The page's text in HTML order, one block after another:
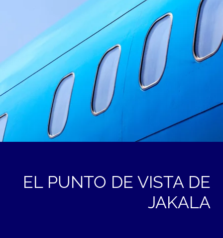
EL PUNTO DE VISTA DE
JAKALA